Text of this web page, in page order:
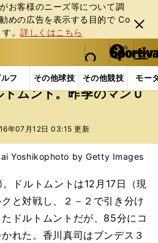
お客様のニーズ等について調
めの広告を表⽰する⽬的で Co
す。詳しくはこちら
閉じ
る
web Sportiva (webスポルティーバ)
検索
マイペ
ー
ジ
メニュ
フ その他球技 その他競技 モー
海外サッカー 海外サッカー
ムント。昨季のマンＵ
年07月12日 03:15 更新
Yoshikophoto by Getty Images
ドルトムントは12月17日（現
と対戦し、２－２で引き分け
ドルトムントだが、85分にコ
れた。香川真司はブンデス３